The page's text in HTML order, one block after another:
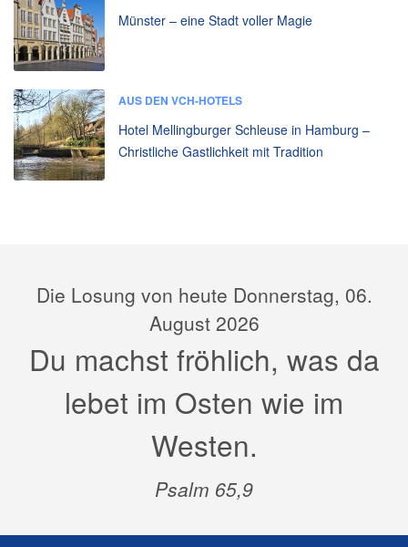
Münster – eine Stadt voller Magie
AUS DEN VCH-HOTELS
Hotel Mellingburger Schleuse in Hamburg –
Christliche Gastlichkeit mit Tradition
Die Losung von heute Donnerstag, 06.
August 2026
Du machst fröhlich, was da
lebet im Osten wie im
Westen.
Psalm 65,9